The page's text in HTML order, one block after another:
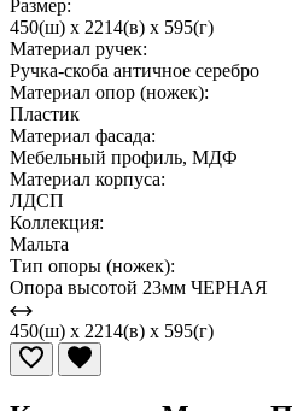
Размер:
450(ш) x 2214(в) x 595(г)
Материал ручек:
Ручка-скоба античное серебро
Материал опор (ножек):
Пластик
Материал фасада:
Мебельный профиль, МДФ
Материал корпуса:
ЛДСП
Коллекция:
Мальта
Тип опоры (ножек):
Опора высотой 23мм ЧЕРНАЯ
450(ш) x 2214(в) x 595(г)